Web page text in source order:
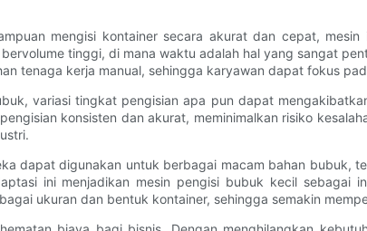
mengisi kontainer secara akurat dan cepat, mesin
tinggi, di mana waktu adalah hal yang sangat
tenaga kerja manual, sehingga karyawan dapat fokus
variasi tingkat pengisian apa pun dapat
konsisten dan akurat, meminimalkan risiko
dapat digunakan untuk berbagai macam bahan bubuk,
ini menjadikan mesin pengisi bubuk kecil sebagai
ukuran dan bentuk kontainer, sehingga semakin